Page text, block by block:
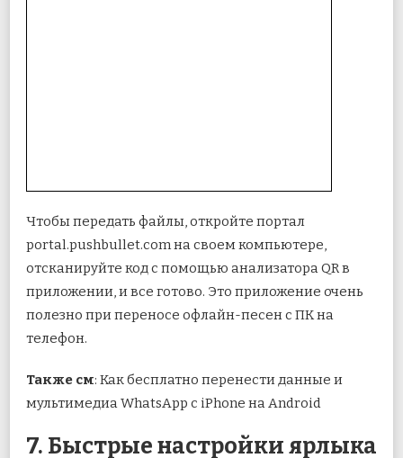
Чтобы передать файлы, откройте портал
portal.pushbullet.com на своем компьютере,
отсканируйте код с помощью анализатора QR в
приложении, и все готово. Это приложение очень
полезно при переносе офлайн-песен с ПК на
телефон.
Также см: Как бесплатно перенести данные и
мультимедиа WhatsApp с iPhone на Android
7. Быстрые настройки ярлыка